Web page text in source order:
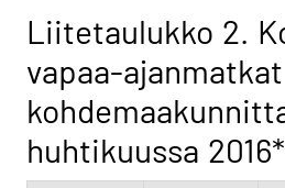
Liitetaulukko 2.
vapaa-ajanmatkat
huhtikuussa 2016*